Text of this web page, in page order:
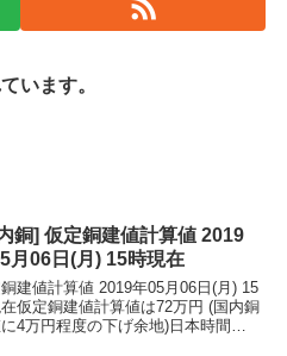
います。
銅] 仮定銅建値計算値 2019
月06日(月) 15時現在
建値計算値 2019年05月06日(月) 15
仮定銅建値計算値は72万円 (国内銅
4万円程度の下げ余地)日本時間